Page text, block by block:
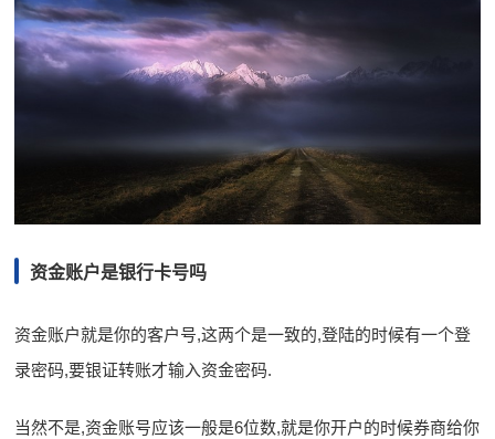
资金账户是银行卡号吗
资金账户就是你的客户号,这两个是一致的,登陆的时候有一个登
录密码,要银证转账才输入资金密码.
当然不是,资金账号应该一般是6位数,就是你开户的时候券商给你